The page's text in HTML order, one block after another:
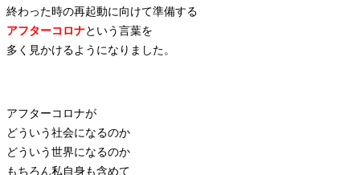
終わった時の再起動に向けて準備する
アフターコロナという言葉を
多く見かけるようになりました。
アフターコロナが
どういう社会になるのか
どういう世界になるのか
もちろん私自身も含めて